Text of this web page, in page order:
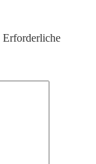
Erforderliche